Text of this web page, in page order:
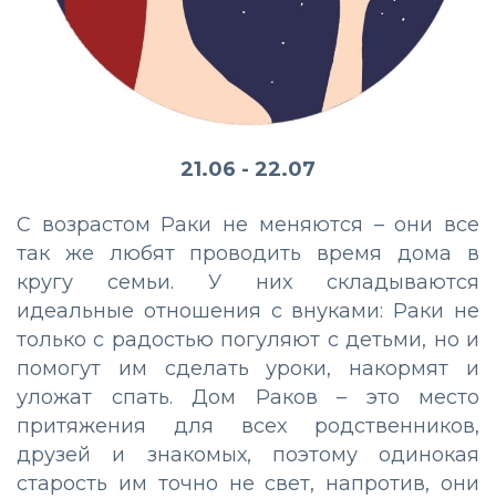
21.06 - 22.07
С возрастом Раки не меняются – они все
так же любят проводить время дома в
кругу семьи. У них складываются
идеальные отношения с внуками: Раки не
только с радостью погуляют с детьми, но и
помогут им сделать уроки, накормят и
уложат спать. Дом Раков – это место
притяжения для всех родственников,
друзей и знакомых, поэтому одинокая
старость им точно не свет, напротив, они